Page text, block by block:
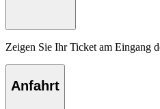
Zeigen Sie Ihr Ticket am Eingang
Anfahrt